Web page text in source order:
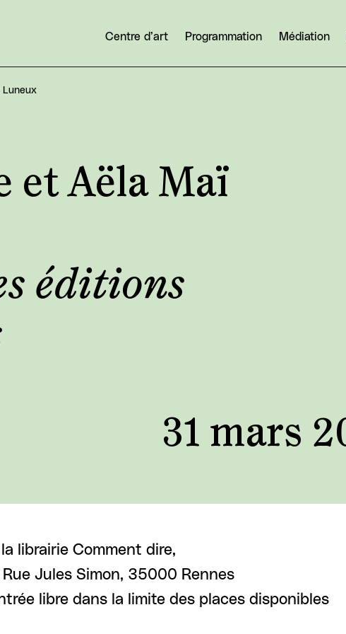
Centre d’art Programmation Médiation
Luneux
éditions
et Aëla Maï
31 mars
librairie Comment dire,
Jules Simon, 35000 Rennes
libre dans la limite des places disponibles